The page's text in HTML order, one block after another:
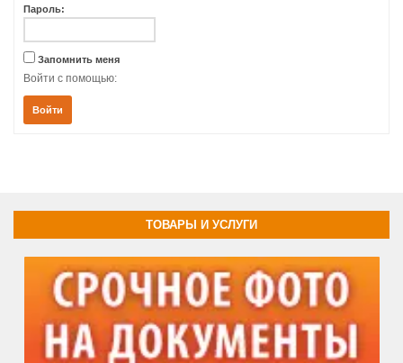
Пароль:
Запомнить меня
Войти с помощью:
Войти
ТОВАРЫ И УСЛУГИ